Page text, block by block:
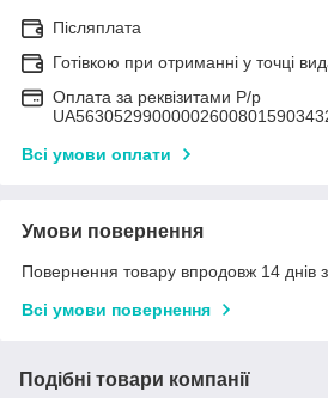
Післяплата
Готівкою при отриманні у точці
Оплата за реквізитами Р/р
Всі умови оплати
Умови повернення
Повернення товару впродовж 14 днів
Всі умови повернення
Подібні товари компанії